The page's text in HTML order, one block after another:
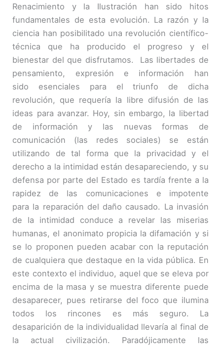
Renacimiento y la Ilustración han sido hitos
fundamentales de esta evolución. La razón y la
ciencia han posibilitado una revolución científico-
técnica que ha producido el progreso y el
bienestar del que disfrutamos. Las libertades de
pensamiento, expresión e información han
sido esenciales para el triunfo de dicha
revolución, que requería la libre difusión de las
ideas para avanzar. Hoy, sin embargo, la libertad
de información y las nuevas formas de
comunicación (las redes sociales) se están
utilizando de tal forma que la privacidad y el
derecho a la intimidad están desapareciendo, y su
defensa por parte del Estado es tardía frente a la
rapidez de las comunicaciones e impotente
para la reparación del daño causado. La invasión
de la intimidad conduce a revelar las miserias
humanas, el anonimato propicia la difamación y si
se lo proponen pueden acabar con la reputación
de cualquiera que destaque en la vida pública. En
este contexto el individuo, aquel que se eleva por
encima de la masa y se muestra diferente puede
desaparecer, pues retirarse del foco que ilumina
todos los rincones es más seguro. La
desaparición de la individualidad llevaría al final de
la actual civilización. Paradójicamente las